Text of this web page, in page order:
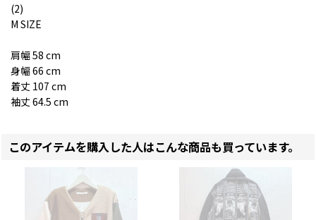
(2)
M SIZE
肩幅 58 cm
身幅 66 cm
着丈 107 cm
袖丈 64.5 cm
このアイテムを購入した人はこんな商品も買っています。